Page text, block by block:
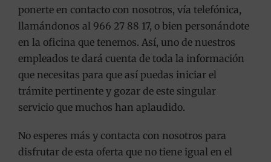
ponerte en contacto con nosotros, vía telefónica,
llamándonos al 966 27 88 17, o bien personándote
en la oficina que tenemos. Así, uno de nuestros
empleados te dará cuenta de toda la información
que necesitas para que así puedas iniciar el
trámite pertinente y gozar de este singular
servicio que muchos han aplaudido.
No esperes más y contacta con nosotros para
disfrutar de esta oferta que no tiene igual en el